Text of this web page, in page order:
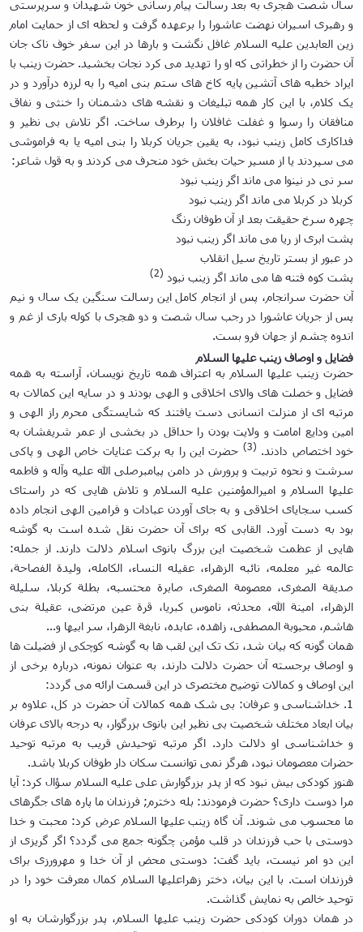
سال شصت هجری به بعد رسالت پیام رسانی خون شهیدان و سرپرستی
و رهبری اسیران نهضت عاشورا را برعهده گرفت و لحظه ای از حمایت امام
زین العابدین علیه السلام غافل نگشت و بارها در این سفر خوف ناک جان
آن حضرت را از خطراتی که او را تهدید می کرد نجات بخشید. حضرت زینب با
ایراد خطبه های آتشین پایه کاخ های ستم بنی امیه را به لرزه درآورد و در
یک کلام، با این کار همه تبلیغات و نقشه های دشمنان را خنثی و نفاق
منافقان را رسوا و غفلت غافلان را برطرف ساخت. اگر تلاش بی نظیر و
فداکاری کامل زینب نبود، به یقین جریان کربلا را بنی امیه یا به فراموشی
می سپردند یا از مسیر حیات بخش خود منحرف می کردند و به قول شاعر:
سر نی در نینوا می ماند اگر زینب نبود
کربلا در کربلا می ماند اگر زینب نبود
چهره سرخ حقیقت بعد از آن طوفان رنگ
پشت ابری از ریا می ماند اگر زینب نبود
در عبور از بستر تاریخ سیل انقلاب
پشت کوه فتنه ها می ماند اگر زینب نبود (2)
آن حضرت سرانجام، پس از انجام کامل این رسالت سنگین یک سال و نیم
پس از جریان عاشورا در رجب سال شصت و دو هجری با کوله باری از غم و
اندوه چشم از جهان فرو بست.
فضایل و اوصاف زینب علیها السلام
حضرت زینب علیها السلام به اعتراف همه تاریخ نویسان، آراسته به همه
فضایل و خصلت های والای اخلاقی و الهی بودند و در سایه این کمالات به
مرتبه ای از منزلت انسانی دست یافتند که شایستگی محرم راز الهی و
امین ودایع امامت و ولایت بودن را حداقل در بخشی از عمر شریفشان به
خود اختصاص دادند. (3)
حضرت این را به برکت عنایات خاص الهی و پاکی
سرشت و نحوه تربیت و پرورش در دامن پیامبرصلی الله علیه وآله و فاطمه
علیها السلام و امیرالمؤمنین علیه السلام و تلاش هایی که در راستای
کسب سجایای اخلاقی و به جای آوردن عبادات و فرامین الهی انجام داده
بود به دست آورد. القابی که برای آن حضرت نقل شده است به گوشه
هایی از عظمت شخصیت این بزرگ بانوی اسلام دلالت دارند. از جمله:
عالمه غیر معلمه، نائبه الزهراء، عقیله النساء، الکامله، ولیدة الفصاحة،
صدیقة الصغری، معصومة الصغری، صابرة محتسبه، بطلة کربلا، سلیلة
الزهراء، امینة الله، محدثه، ناموس کبریا، قرة عین مرتضی، عقیلة بنی
هاشم، محبوبة المصطفی، زاهده، عابده، نابغة الزهرا، سر ابیها و...
همان گونه که بیان شد، تک تک این لقب ها به گوشه کوچکی از فضیلت ها
و اوصاف برجسته آن حضرت دلالت دارند، به عنوان نمونه، درباره برخی از
این اوصاف و کمالات توضیح مختصری در این قسمت ارائه می گردد:
1. خداشناسی و عرفان: بی شک همه کمالات آن حضرت در کل، علاوه بر
بیان ابعاد مختلف شخصیت بی نظیر این بانوی بزرگوار، به درجه بالای عرفان
و خداشناسی او دلالت دارد. اگر مرتبه توحیدش قریب به مرتبه توحید
حضرات معصومان نبود، هرگز نمی توانست سکان دار طوفان کربلا باشد.
هنوز کودکی بیش نبود که از پدر بزرگوارش علی علیه السلام سؤال کرد: آیا
مرا دوست داری؟ حضرت فرمودند: بله دخترم; فرزندان ما پاره های جگرهای
ما محسوب می شوند. آن گاه زینب علیها السلام عرض کرد: محبت و خدا
دوستی با حب فرزندان در قلب مؤمن چگونه جمع می گردد؟ اگر گریزی از
این دو امر نیست، باید گفت: دوستی محض از آن خدا و مهرورزی برای
فرزندان است. با این بیان، دختر زهراعلیها السلام کمال معرفت خود را در
توحید خالص به نمایش گذاشت.
در همان دوران کودکی حضرت زینب علیها السلام، پدر بزرگوارشان به او